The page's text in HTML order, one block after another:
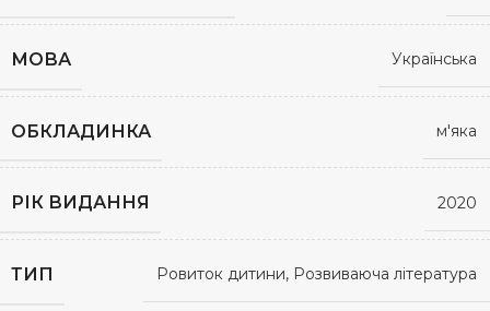
МОВА Українська
ОБКЛАДИНКА м'яка
РІК ВИДАННЯ 2020
ТИП Ровиток дитини, Розвиваюча література